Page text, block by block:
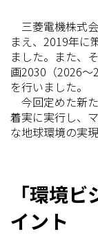
三菱電機株式
まえ、2019年に
ました。また、
画2030（2026～
を行いました。
今回定めた新
着実に実行し、
な地球環境の実
「環境
イント